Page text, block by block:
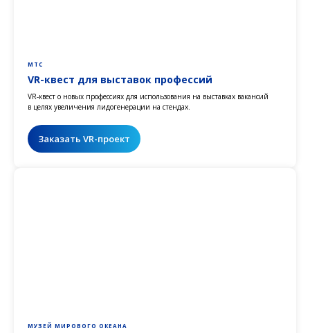
МТС
VR-квест для выставок профессий
VR-квест о новых профессиях для использования на выставках вакансий
в целях увеличения лидогенерации на стендах.
Заказать VR-проект
МУЗЕЙ МИРОВОГО ОКЕАНА